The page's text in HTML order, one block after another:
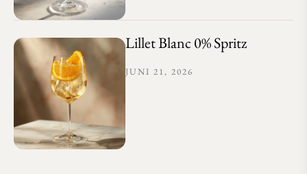
Lillet Blanc 0% Spritz
JUNI 21, 2026